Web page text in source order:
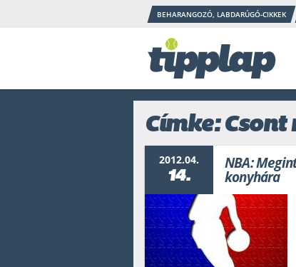
BEHARANGOZÓ, LABDARÚGÓ-CIKKEK
Címke:
2012.04.
14.
NBA:
konyhára